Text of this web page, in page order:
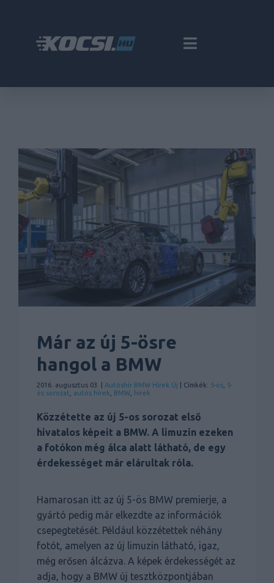
Már az új 5-ösre
hangol a BMW
2016. augusztus 03. | Autóshír BMW Hírek Új | Címkék: 5-ös
5-
ös sorozat
autós hírek BMW hírek
Közzétette az új 5-os sorozat első
hivatalos képeit a BMW. A limuzin ezeken
a fotókon még álca alatt látható, de egy
érdekességet már elárultak róla.
Hamarosan itt az új 5-ös BMW premierje, a
gyártó pedig már elkezdte az információk
csepegtetését. Például közzétettek néhány
fotót, amelyen az új limuzin látható, igaz,
még erősen álcázva. A képek érdekességét az
adja, hogy a BMW új tesztközpontjában